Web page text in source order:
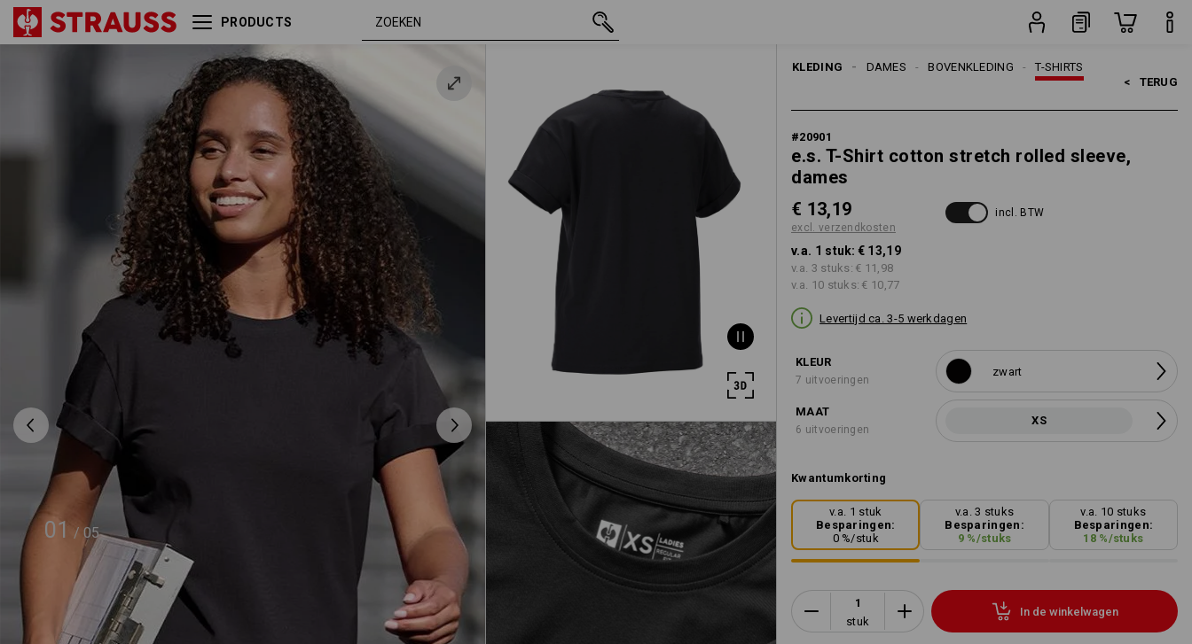
PRODUCTS
01 / 05
KLEDING T-SHIRTS
BOVENKLEDING
DAMES
< TERUG
#20901
e.s. T-Shirt cotton stretch rolled sleeve,
dames
€ 13,19
excl. verzendkosten
incl. BTW
v.a. 1 stuk: € 13,19
v.a. 3 stuks: € 11,98
v.a. 10 stuks: € 10,77
Levertijd ca. 3-5 werkdagen
KLEUR
7 uitvoeringen
zwart
MAAT
6 uitvoeringen
XS
Kwantumkorting
v.a. 1 stuk
Besparingen:
0%/stuk
v.a. 3 stuks
Besparingen:
9 %/stuks
v.a. 10 stuks
Besparingen:
18%/stuks
stuk
In de winkelwagen
e.s. T-Shirt cotton stretch
zwart XS € 13,19